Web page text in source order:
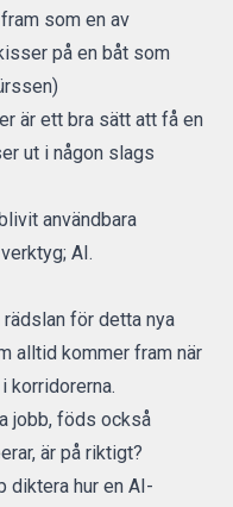
som en av
på en båt som
är ett bra sätt att få en
ut i någon slags
användbara
AI.
för detta nya
alltid kommer fram när
korridorerna.
jobb, föds också
är på riktigt?
diktera hur en AI-